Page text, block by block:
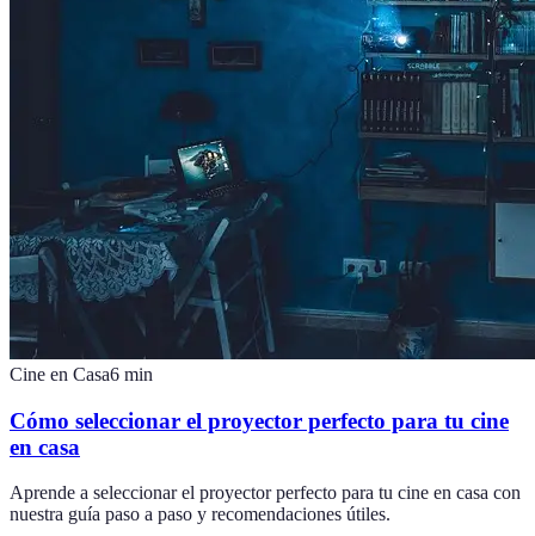
Cine en Casa6 min
Cómo seleccionar el proyector perfecto para tu cine
en casa
Aprende a seleccionar el proyector perfecto para tu cine en casa con
nuestra guía paso a paso y recomendaciones útiles.